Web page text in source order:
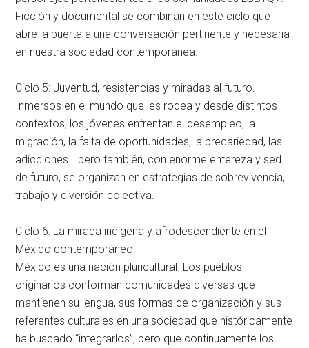
Ficción y documental se combinan en este ciclo que
abre la puerta a una conversación pertinente y necesaria
en nuestra sociedad contemporánea.
Ciclo 5: Juventud, resistencias y miradas al futuro.
Inmersos en el mundo que les rodea y desde distintos
contextos, los jóvenes enfrentan el desempleo, la
migración, la falta de oportunidades, la precariedad, las
adicciones… pero también, con enorme entereza y sed
de futuro, se organizan en estrategias de sobrevivencia,
trabajo y diversión colectiva.
Ciclo 6: La mirada indígena y afrodescendiente en el
México contemporáneo.
México es una nación pluricultural. Los pueblos
originarios conforman comunidades diversas que
mantienen su lengua, sus formas de organización y sus
referentes culturales en una sociedad que históricamente
ha buscado “integrarlos”, pero que continuamente los